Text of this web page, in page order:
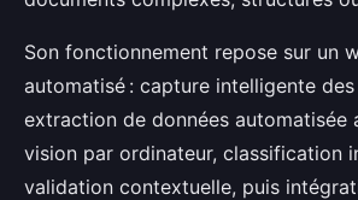
Son fonctionnement repose sur un
automatisé : capture intelligente
extraction de données automatisée
vision par ordinateur, classification
validation contextuelle, puis